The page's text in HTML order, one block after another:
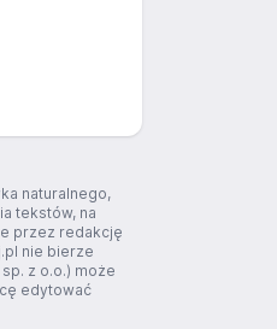
naturalnego,
tekstów, na
przez redakcję
nie bierze
z o.o.) może
edytować